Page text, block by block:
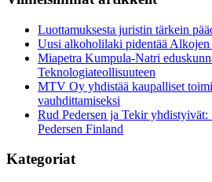
Luottamuksesta juristin tärkein
Uusi alkoholilaki pidentää
Miapetra Kumpula-Natri
Teknologiateollisuuteen
MTV Oy yhdistää kaupalliset
vauhdittamiseksi
Rud Pedersen ja Tekir
Pedersen Finland
Kategoriat